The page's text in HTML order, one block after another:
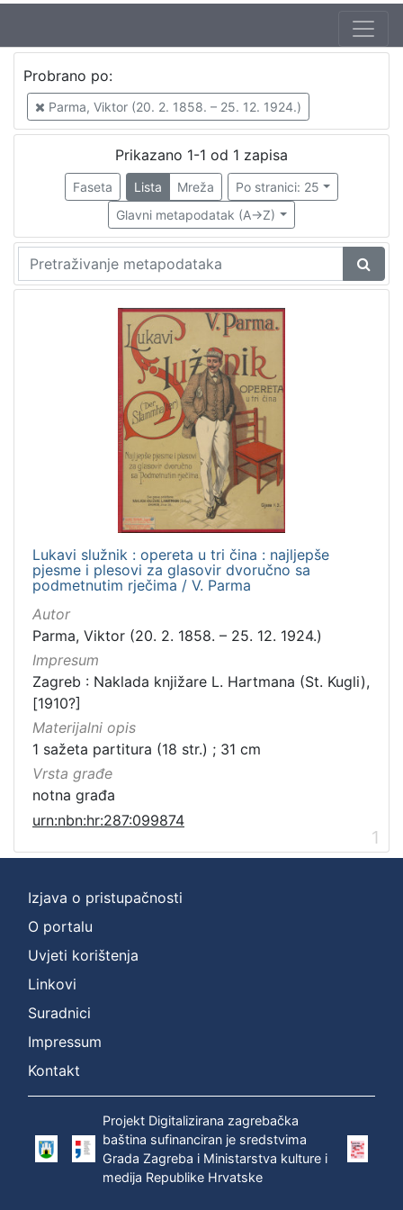
Probrano po:
Parma, Viktor (20. 2. 1858. – 25. 12. 1924.)
Prikazano 1-1 od 1 zapisa
Faseta Lista Mreža
Po stranici: 25
Glavni metapodatak (A->Z)
Lukavi služnik : opereta u tri čina : najljepše
pjesme i plesovi za glasovir dvoručno sa
podmetnutim rječima / V. Parma
Autor
Parma, Viktor (20. 2. 1858. – 25. 12. 1924.)
Impresum
Zagreb : Naklada knjižare L. Hartmana (St. Kugli),
[1910?]
Materijalni opis
1 sažeta partitura (18 str.) ; 31 cm
Vrsta građe
notna građa
urn:nbn:hr:287:099874
1
Izjava o pristupačnosti
O portalu
Uvjeti korištenja
Linkovi
Suradnici
Impressum
Kontakt
Projekt Digitalizirana zagrebačka
baština sufinanciran je sredstvima
Grada Zagreba i Ministarstva kulture i
medija Republike Hrvatske